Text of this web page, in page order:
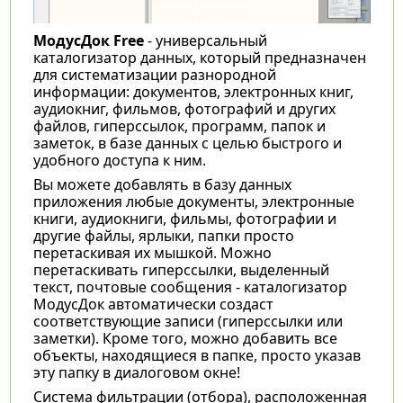
МодусДок Free- универсальный
каталогизатор данных, который предназначен
для систематизации разнородной
информации: документов, электронных книг,
аудиокниг, фильмов, фотографий и других
файлов, гиперссылок, программ, папок и
заметок, в базе данных с целью быстрого и
удобного доступа к ним.
Вы можете добавлять в базу данных
приложения любые документы, электронные
книги, аудиокниги, фильмы, фотографии и
другие файлы, ярлыки, папки просто
перетаскивая их мышкой. Можно
перетаскивать гиперссылки, выделенный
текст, почтовые сообщения - каталогизатор
МодусДок автоматически создаст
соответствующие записи (гиперссылки или
заметки). Кроме того, можно добавить все
объекты, находящиеся в папке, просто указав
эту папку в диалоговом окне!
Система фильтрации (отбора), расположенная